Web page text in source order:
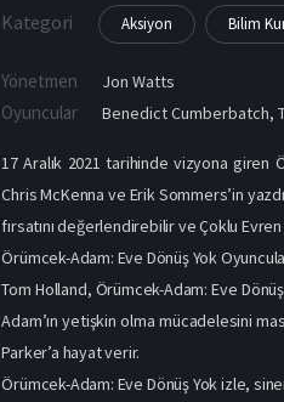
Kategori Aksiyon Bilim
Yönetmen Jon Watts
Oyuncular Benedict Cumberbatch,
17 Aralık 2021 tarihinde vizyona giren
Chris McKenna ve Erik Sommers’in
fırsatını değerlendirebilir ve Çoklu
Örümcek-Adam: Eve Dönüş Yok
Tom Holland, Örümcek-Adam: Eve
Adam’ın yetişkin olma mücadelesini
Parker’a hayat verir.
Örümcek-Adam: Eve Dönüş Yok izle,